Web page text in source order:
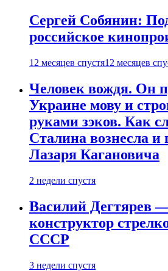
Сергей Собянин:
российское
12 месяцев спустя12 месяцев
Человек вождя. Он
Украине мову и
руками зэков. Как
Сталина вознесла и
Лазаря Кагановича
2 недели спустя
Василий Дегтярев
конструктор
СССР
3 недели спустя